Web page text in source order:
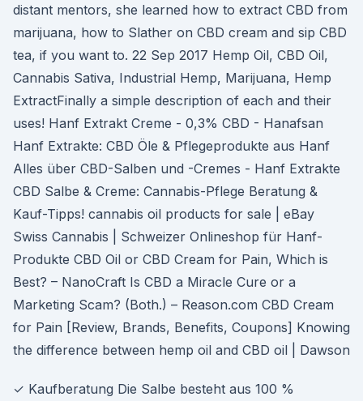
distant mentors, she learned how to extract CBD from
marijuana, how to Slather on CBD cream and sip CBD
tea, if you want to. 22 Sep 2017 Hemp Oil, CBD Oil,
Cannabis Sativa, Industrial Hemp, Marijuana, Hemp
ExtractFinally a simple description of each and their
uses! Hanf Extrakt Creme - 0,3% CBD - Hanafsan
Hanf Extrakte: CBD Öle & Pflegeprodukte aus Hanf
Alles über CBD-Salben und -Cremes - Hanf Extrakte
CBD Salbe & Creme: Cannabis-Pflege Beratung &
Kauf-Tipps! cannabis oil products for sale | eBay
Swiss Cannabis | Schweizer Onlineshop für Hanf-
Produkte CBD Oil or CBD Cream for Pain, Which is
Best? – NanoCraft Is CBD a Miracle Cure or a
Marketing Scam? (Both.) – Reason.com CBD Cream
for Pain [Review, Brands, Benefits, Coupons] Knowing
the difference between hemp oil and CBD oil | Dawson
✓ Kaufberatung Die Salbe besteht aus 100 %